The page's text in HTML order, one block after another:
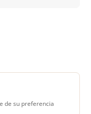
de su preferencia